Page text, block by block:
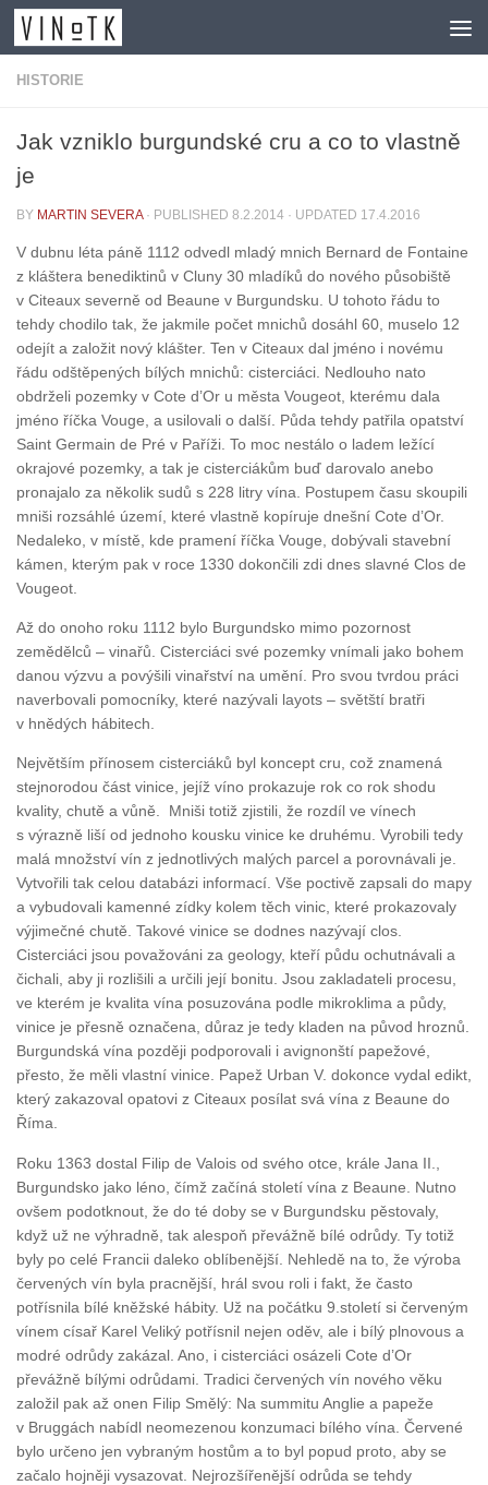
Skip to content
HISTORIE
Jak vzniklo burgundské cru a co to vlastně
je
BY MARTIN SEVERA · PUBLISHED 8.2.2014 · UPDATED 17.4.2016
V dubnu léta páně 1112 odvedl mladý mnich Bernard de Fontaine
z kláštera benediktinů v Cluny 30 mladíků do nového působiště
v Citeaux severně od Beaune v Burgundsku. U tohoto řádu to
tehdy chodilo tak, že jakmile počet mnichů dosáhl 60, muselo 12
odejít a založit nový klášter. Ten v Citeaux dal jméno i novému
řádu odštěpených bílých mnichů: cisterciáci. Nedlouho nato
obdrželi pozemky v Cote d’Or u města Vougeot, kterému dala
jméno říčka Vouge, a usilovali o další. Půda tehdy patřila opatství
Saint Germain de Pré v Paříži. To moc nestálo o ladem ležící
okrajové pozemky, a tak je cisterciákům buď darovalo anebo
pronajalo za několik sudů s 228 litry vína. Postupem času skoupili
mniši rozsáhlé území, které vlastně kopíruje dnešní Cote d’Or.
Nedaleko, v místě, kde pramení říčka Vouge, dobývali stavební
kámen, kterým pak v roce 1330 dokončili zdi dnes slavné Clos de
Vougeot.
Až do onoho roku 1112 bylo Burgundsko mimo pozornost
zemědělců – vinařů. Cisterciáci své pozemky vnímali jako bohem
danou výzvu a povýšili vinařství na umění. Pro svou tvrdou práci
naverbovali pomocníky, které nazývali layots – světští bratři
v hnědých hábitech.
Největším přínosem cisterciáků byl koncept cru, což znamená
stejnorodou část vinice, jejíž víno prokazuje rok co rok shodu
kvality, chutě a vůně. Mniši totiž zjistili, že rozdíl ve vínech
s výrazně liší od jednoho kousku vinice ke druhému. Vyrobili tedy
malá množství vín z jednotlivých malých parcel a porovnávali je.
Vytvořili tak celou databázi informací. Vše poctivě zapsali do mapy
a vybudovali kamenné zídky kolem těch vinic, které prokazovaly
výjimečné chutě. Takové vinice se dodnes nazývají clos.
Cisterciáci jsou považováni za geology, kteří půdu ochutnávali a
čichali, aby ji rozlišili a určili její bonitu. Jsou zakladateli procesu,
ve kterém je kvalita vína posuzována podle mikroklima a půdy,
vinice je přesně označena, důraz je tedy kladen na původ hroznů.
Burgundská vína později podporovali i avignonští papežové,
přesto, že měli vlastní vinice. Papež Urban V. dokonce vydal edikt,
který zakazoval opatovi z Citeaux posílat svá vína z Beaune do
Říma.
Roku 1363 dostal Filip de Valois od svého otce, krále Jana II.,
Burgundsko jako léno, čímž začíná století vína z Beaune. Nutno
ovšem podotknout, že do té doby se v Burgundsku pěstovaly,
když už ne výhradně, tak alespoň převážně bílé odrůdy. Ty totiž
byly po celé Francii daleko oblíbenější. Nehledě na to, že výroba
červených vín byla pracnější, hrál svou roli i fakt, že často
potřísnila bílé kněžské hábity. Už na počátku 9.století si červeným
vínem císař Karel Veliký potřísnil nejen oděv, ale i bílý plnovous a
modré odrůdy zakázal. Ano, i cisterciáci osázeli Cote d’Or
převážně bílými odrůdami. Tradici červených vín nového věku
založil pak až onen Filip Smělý: Na summitu Anglie a papeže
v Bruggách nabídl neomezenou konzumaci bílého vína. Červené
bylo určeno jen vybraným hostům a to byl popud proto, aby se
začalo hojněji vysazovat. Nejrozšířenější odrůda se tehdy